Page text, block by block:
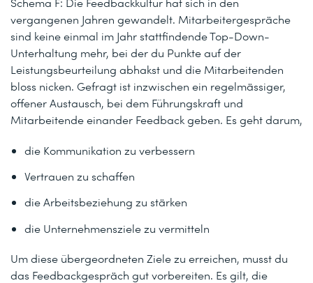
vergangenen Jahren gewandelt. Mitarbeitergespräche
sind keine einmal im Jahr stattfindende Top-Down-
Unterhaltung mehr, bei der du Punkte auf der
Leistungsbeurteilung abhakst und die Mitarbeitenden
bloss nicken. Gefragt ist inzwischen ein regelmässiger,
offener Austausch, bei dem Führungskraft und
Mitarbeitende einander Feedback geben. Es geht darum,
die Kommunikation zu verbessern
Vertrauen zu schaffen
die Arbeitsbeziehung zu stärken
die Unternehmensziele zu vermitteln
Um diese übergeordneten Ziele zu erreichen, musst du
das Feedbackgespräch gut vorbereiten. Es gilt, die